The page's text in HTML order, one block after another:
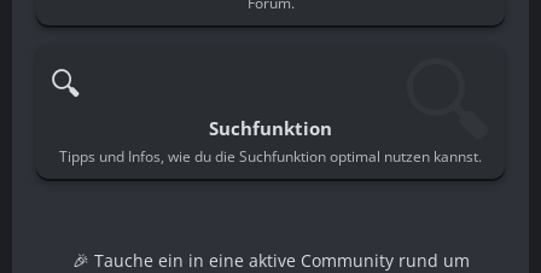
🔍
Suchfunktion
Tipps und Infos, wie du die Suchfunktion optimal nutzen kannst.
🎉 Tauche ein in eine aktive Community rund um